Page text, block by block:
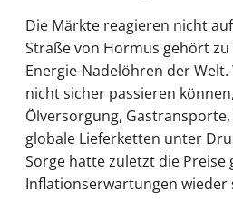
Die Märkte reagieren nicht
Straße von Hormus gehört
Energie-Nadelöhren der
nicht sicher passieren
Ölversorgung,
globale Lieferketten unter
Sorge hatte zuletzt die
Inflationserwartungen wieder